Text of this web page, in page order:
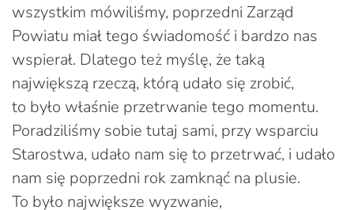
wszystkim mówiliśmy, poprzedni Zarząd
Powiatu miał tego świadomość i bardzo nas
wspierał. Dlatego też myślę, że taką
największą rzeczą, którą udało się zrobić,
to było właśnie przetrwanie tego momentu.
Poradziliśmy sobie tutaj sami, przy wsparciu
Starostwa, udało nam się to przetrwać, i udało
nam się poprzedni rok zamknąć na plusie.
To było największe wyzwanie,